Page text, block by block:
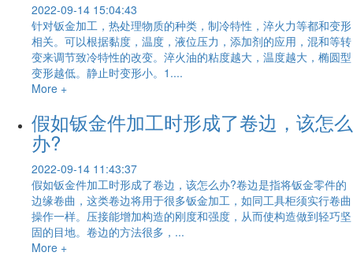
2022-09-14 15:04:43
针对钣金加工，热处理物质的种类，制冷特性，淬火力等都和变形
相关。可以根据黏度，温度，液位压力，添加剂的应用，混和等转
变来调节致冷特性的改变。淬火油的粘度越大，温度越大，椭圆型
变形越低。静止时变形小。1....
More +
假如钣金件加工时形成了卷边，该怎么
办?
2022-09-14 11:43:37
假如钣金件加工时形成了卷边，该怎么办?卷边是指将钣金零件的
边缘卷曲，这类卷边将用于很多钣金加工，如同工具柜须实行卷曲
操作一样。压接能增加构造的刚度和强度，从而使构造做到轻巧坚
固的目地。卷边的方法很多，...
More +